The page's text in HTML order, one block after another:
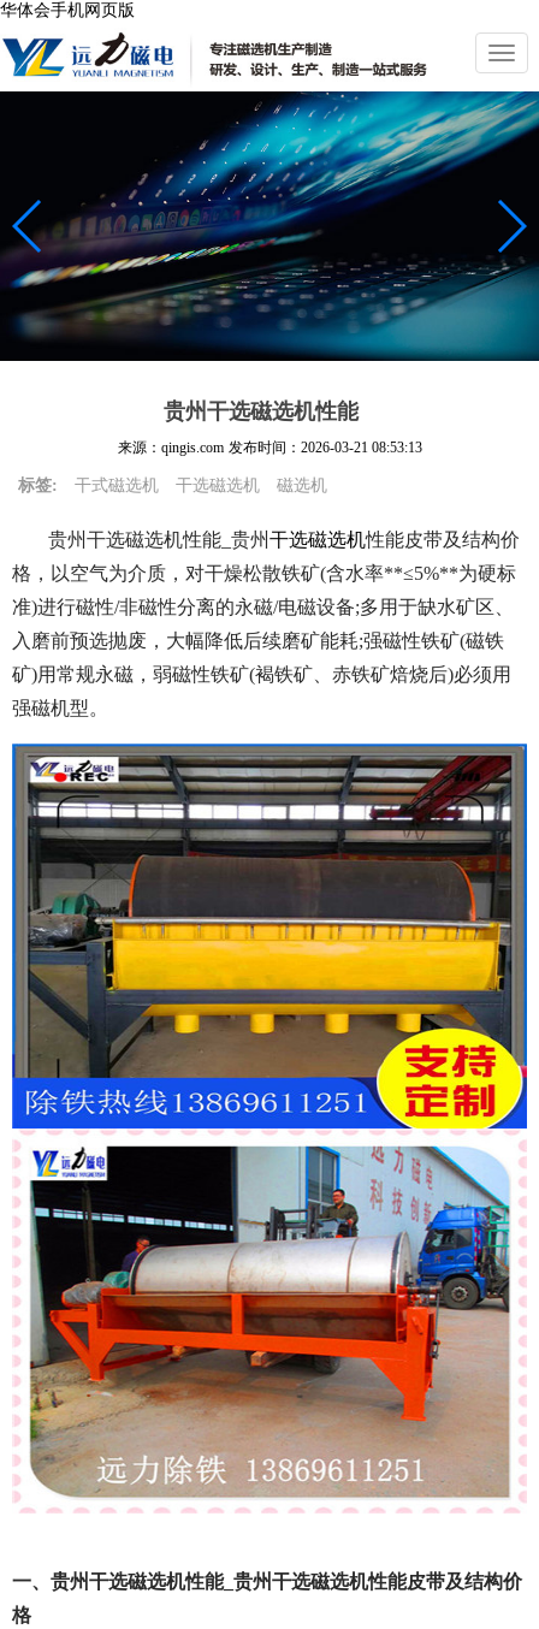
华体会手机网页版
切
换
导
航
贵州干选磁选机性能
来源：qingis.com 发布时间： 2026-03-21 08:53:13
标签: 干式磁选机 干选磁选机 磁选机
贵州干选磁选机性能_贵州干选磁选机性能皮带及结构价
格，以空气为介质，对干燥松散铁矿(含水率**≤5%**为硬标
准)进行磁性/非磁性分离的永磁/电磁设备;多用于缺水矿区、
入磨前预选抛废，大幅降低后续磨矿能耗;强磁性铁矿(磁铁
矿)用常规永磁，弱磁性铁矿(褐铁矿、赤铁矿焙烧后)必须用
强磁机型。
一、贵州干选磁选机性能_贵州干选磁选机性能皮带及结构价
格